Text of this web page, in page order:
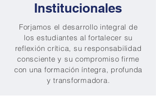
Institucionales
Forjamos el desarrollo integral de
los estudiantes al fortalecer su
reflexión crítica, su responsabilidad
consciente y su compromiso firme
con una formación íntegra, profunda
y transformadora.